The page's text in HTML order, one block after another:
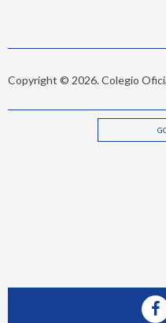
Copyright © 2026. Colegio